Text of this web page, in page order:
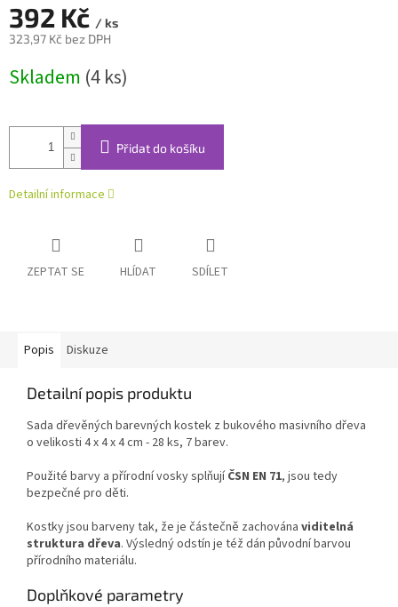
392 Kč / ks
323,97 Kč bez DPH
cena:
Skladem (4 ks)
Přidat do košíku
Detailní informace
ZEPTAT SE HLÍDAT SDÍLET
Popis Diskuze
Detailní popis produktu
Sada dřevěných barevných kostek z bukového masivního dřeva
o velikosti 4 x 4 x 4 cm - 28 ks, 7 barev.
Použité barvy a přírodní vosky splňují ČSN EN 71, jsou tedy
bezpečné pro děti.
Kostky jsou barveny tak, že je částečně zachována viditelná
struktura dřeva. Výsledný odstín je též dán původní barvou
přírodního materiálu.
Doplňkové parametry